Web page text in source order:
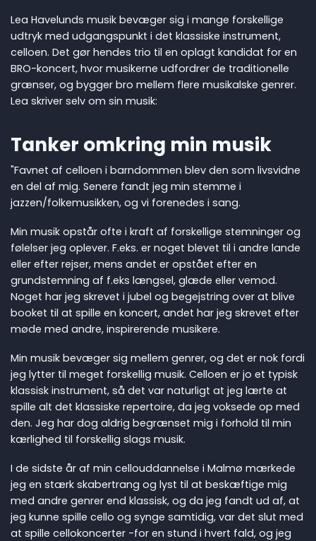
Lea Havelunds musik bevæger sig i mange forskellige
udtryk med udgangspunkt i det klassiske instrument,
celloen. Det gør hendes trio til en oplagt kandidat for en
BRO-koncert, hvor musikerne udfordrer de traditionelle
grænser, og bygger bro mellem flere musikalske genrer.
Lea skriver selv om sin musik:
Tanker omkring min musik
"Favnet af celloen i barndommen blev den som livsvidne
en del af mig. Senere fandt jeg min stemme i
jazzen/folkemusikken, og vi forenedes i sang.
Min musik opstår ofte i kraft af forskellige stemninger og
følelser jeg oplever. F.eks. er noget blevet til i andre lande
eller efter rejser, mens andet er opstået efter en
grundstemning af f.eks længsel, glæde eller vemod.
Noget har jeg skrevet i jubel og begejstring over at blive
booket til at spille en koncert, andet har jeg skrevet efter
møde med andre, inspirerende musikere.
Min musik bevæger sig mellem genrer, og det er nok fordi
jeg lytter til meget forskellig musik. Celloen er jo et typisk
klassisk instrument, så det var naturligt at jeg lærte at
spille alt det klassiske repertoire, da jeg voksede op med
den. Jeg har dog aldrig begrænset mig i forhold til min
kærlighed til forskellig slags musik.
I de sidste år af min cellouddannelse i Malmø mærkede
jeg en stærk skabertrang og lyst til at beskæftige mig
med andre genrer end klassisk, og da jeg fandt ud af, at
jeg kunne spille cello og synge samtidig, var det slut med
at spille cellokoncerter -for en stund i hvert fald, og jeg